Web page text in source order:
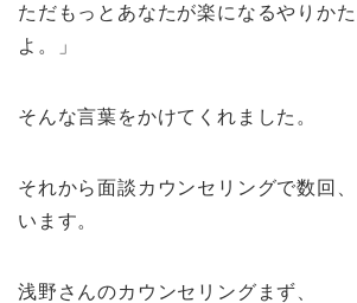
ただもっとあなたが楽になるやりか
よ。」
そんな言葉をかけてくれました。
それから面談カウンセリングで数回
います。
浅野さんのカウンセリングまず、